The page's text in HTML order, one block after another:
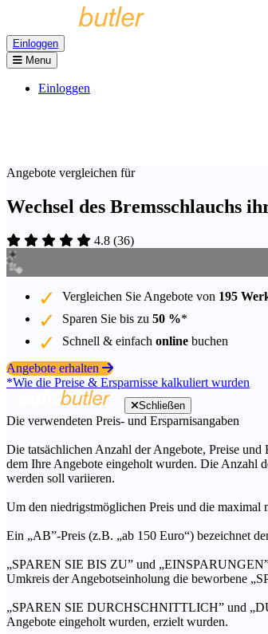
Einloggen
Menu
Einloggen
Angebote vergleichen für
Wechsel des Bremsschlauchs
4.8 (36)
Vergleichen Sie Angebote von 195
Sparen Sie bis zu 50 %*
Schnell & einfach online buchen
Angebote erhalten
*Wie die Preise & Ersparnisse kalkuliert wurden
Schließen
Die verwendeten Preis- und Ersparnisangaben
Die tatsächlichen Anzahl der Angebote, Preise
dem Ihre Angebote eingeholt wurden. Die Anzahl
werden soll variieren.
Um den niedrigstmöglichen Preis und die maximal
Ein „AB”-Preis (z.B. „ab 150 Euro“) bezeichnet
„SPAREN SIE BIS ZU” und „EINSPARUNGEN”
Umkreis der Angebotseinholung die beworbene
„SPAREN SIE DURCHSCHNITTLICH” und
Angebote eingeholt wurden, erzielt wurden.